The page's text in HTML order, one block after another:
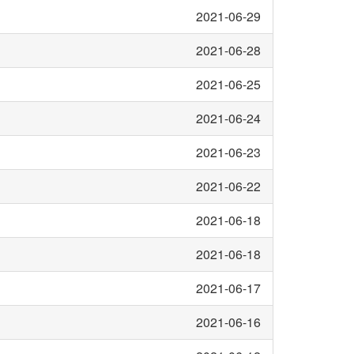
2021-06-29
2021-06-28
2021-06-25
2021-06-24
2021-06-23
2021-06-22
2021-06-18
2021-06-18
2021-06-17
2021-06-16